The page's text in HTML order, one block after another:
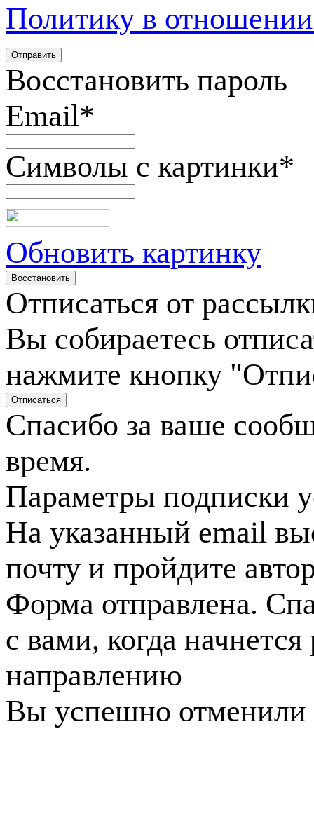
Политику в
Восстановить пароль
Email*
Символы с картинки*
Обновить картинку
Отписаться от
Вы собираетесь
нажмите кнопку
Спасибо за ваше
время.
Параметры подписки
На указанный email
почту и пройдите
Форма отправлена.
с вами, когда
направлению
Вы успешно отменили